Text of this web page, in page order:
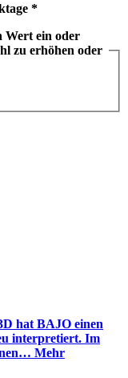
*
Wert ein oder
zu erhöhen oder
hat BAJO einen
interpretiert. Im
Mehr